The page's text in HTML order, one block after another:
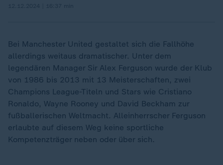
Bei Manchester United gestaltet sich die Fallhöhe
allerdings weitaus dramatischer. Unter dem
legendären Manager Sir Alex Ferguson wurde der Klub
von 1986 bis 2013 mit 13 Meisterschaften, zwei
Champions League-Titeln und Stars wie Cristiano
Ronaldo, Wayne Rooney und David Beckham zur
fußballerischen Weltmacht. Alleinherrscher Ferguson
erlaubte auf diesem Weg keine sportliche
Kompetenzträger neben oder über sich.